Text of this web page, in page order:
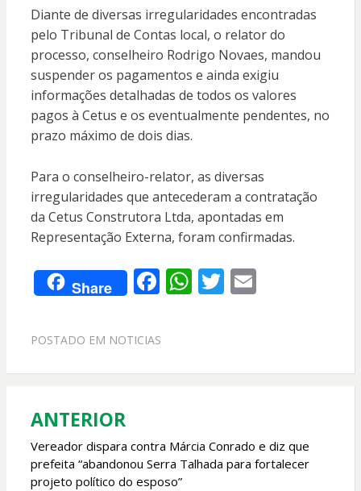
Diante de diversas irregularidades encontradas
pelo Tribunal de Contas local, o relator do
processo, conselheiro Rodrigo Novaes, mandou
suspender os pagamentos e ainda exigiu
informações detalhadas de todos os valores
pagos à Cetus e os eventualmente pendentes, no
prazo máximo de dois dias.
Para o conselheiro-relator, as diversas
irregularidades que antecederam a contratação
da Cetus Construtora Ltda, apontadas em
Representação Externa, foram confirmadas.
Share F
e
o
k
W
A
p
T E
POSTADO EM NOTICIAS
Navegação
de
Post
ANTERIOR
Vereador dispara contra Márcia Conrado e diz que
prefeita “abandonou Serra Talhada para fortalecer
projeto político do esposo”